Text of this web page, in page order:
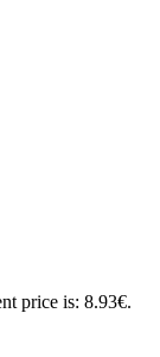
price is: 8.93€.